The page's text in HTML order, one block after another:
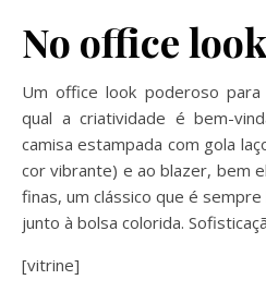
No office look
Um office look poderoso
qual a criatividade é bem-
camisa estampada com gola
cor vibrante) e ao blazer, bem
finas, um clássico que é
junto à bolsa colorida.
[vitrine]